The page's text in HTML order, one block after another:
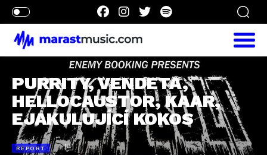
PURRITY, VENDETA,
HELLOCAUSTOR, KAAR,
EJAKULUJÍCÍ KOKOS
REPORT